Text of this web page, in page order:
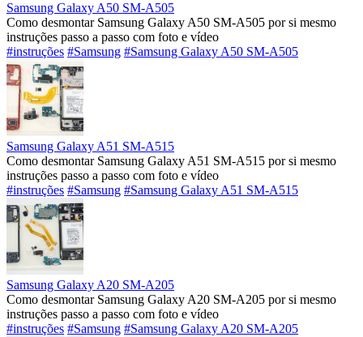
Samsung Galaxy A50 SM-A505
Como desmontar Samsung Galaxy A50 SM-A505 por si mesmo
instruções passo a passo com foto e vídeo
#instruções #Samsung #Samsung Galaxy A50 SM-A505
Samsung Galaxy A51 SM-A515
Como desmontar Samsung Galaxy A51 SM-A515 por si mesmo
instruções passo a passo com foto e vídeo
#instruções #Samsung #Samsung Galaxy A51 SM-A515
Samsung Galaxy A20 SM-A205
Como desmontar Samsung Galaxy A20 SM-A205 por si mesmo
instruções passo a passo com foto e vídeo
#instruções #Samsung #Samsung Galaxy A20 SM-A205